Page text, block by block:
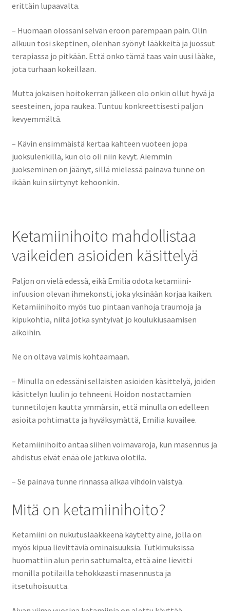
erittäin lupaavalta.
– Huomaan olossani selvän eroon parempaan päin. Olin
alkuun tosi skeptinen, olenhan syönyt lääkkeitä ja juossut
terapiassa jo pitkään. Että onko tämä taas vain uusi lääke,
jota turhaan kokeillaan.
Mutta jokaisen hoitokerran jälkeen olo onkin ollut hyvä ja
seesteinen, jopa raukea. Tuntuu konkreettisesti paljon
kevyemmältä.
– Kävin ensimmäistä kertaa kahteen vuoteen jopa
juoksulenkillä, kun olo oli niin kevyt. Aiemmin
juokseminen on jäänyt, sillä mielessä painava tunne on
ikään kuin siirtynyt kehoonkin.
Ketamiinihoito mahdollistaa
vaikeiden asioiden käsittelyä
Paljon on vielä edessä, eikä Emilia odota ketamiini-
infuusion olevan ihmekonsti, joka yksinään korjaa kaiken.
Ketamiinihoito myös tuo pintaan vanhoja traumoja ja
kipukohtia, niitä jotka syntyivät jo koulukiusaamisen
aikoihin.
Ne on oltava valmis kohtaamaan.
– Minulla on edessäni sellaisten asioiden käsittelyä, joiden
käsittelyn luulin jo tehneeni. Hoidon nostattamien
tunnetilojen kautta ymmärsin, että minulla on edelleen
asioita pohtimatta ja hyväksymättä, Emilia kuvailee.
Ketamiinihoito antaa siihen voimavaroja, kun masennus ja
ahdistus eivät enää ole jatkuva olotila.
– Se painava tunne rinnassa alkaa vihdoin väistyä.
Mitä on ketamiinihoito?
Ketamiini on nukutuslääkkeenä käytetty aine, jolla on
myös kipua lievittäviä ominaisuuksia. Tutkimuksissa
huomattiin alun perin sattumalta, että aine lievitti
monilla potilailla tehokkaasti masennusta ja
itsetuhoisuutta.